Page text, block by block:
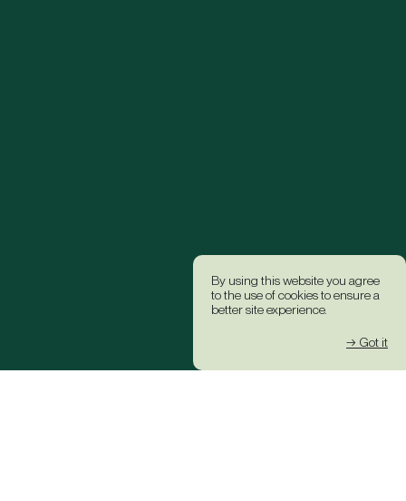
By using this website you agree
to the use of cookies to ensure a
better site experience.
→ Got it